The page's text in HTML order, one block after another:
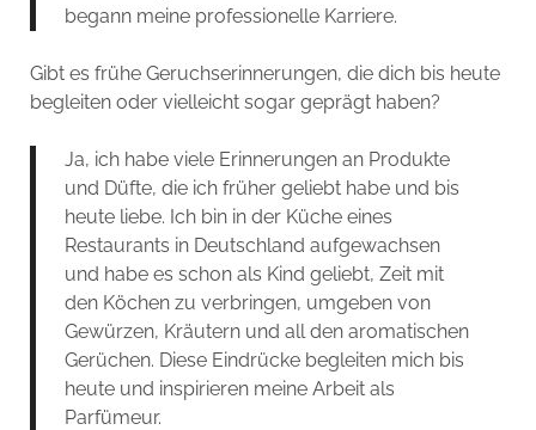
begann meine professionelle Karriere.
Gibt es frühe Geruchserinnerungen, die dich bis heute
begleiten oder vielleicht sogar geprägt haben?
Ja, ich habe viele Erinnerungen an Produkte
und Düfte, die ich früher geliebt habe und bis
heute liebe. Ich bin in der Küche eines
Restaurants in Deutschland aufgewachsen
und habe es schon als Kind geliebt, Zeit mit
den Köchen zu verbringen, umgeben von
Gewürzen, Kräutern und all den aromatischen
Gerüchen. Diese Eindrücke begleiten mich bis
heute und inspirieren meine Arbeit als
Parfümeur.